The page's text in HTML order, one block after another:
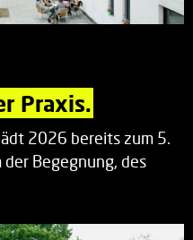
Praxis.
2026 bereits zum 5.
der Begegnung, des